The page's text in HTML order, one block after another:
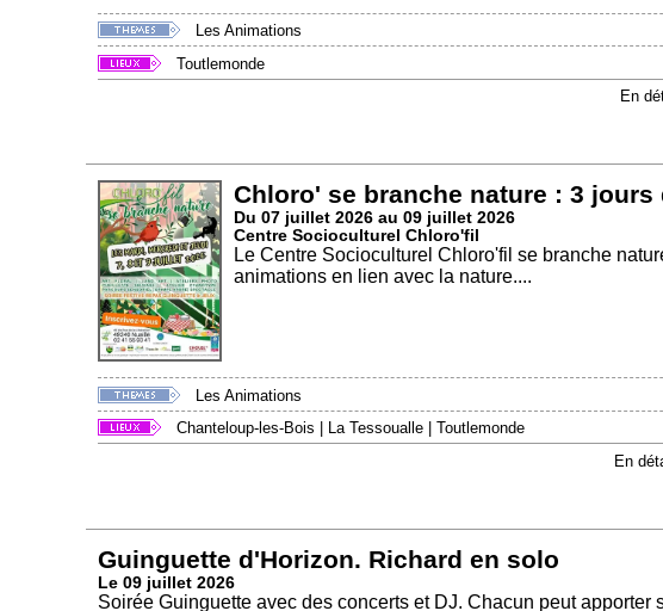
Les Animations
Toutlemonde
En
Chloro' se branche nature : 3 jours
Du 07 juillet 2026 au 09 juillet 2026
Centre Socioculturel Chloro'fil
Le Centre Socioculturel Chloro'fil se branche
animations en lien avec la nature....
Les Animations
Chanteloup-les-Bois
La Tessoualle
Toutlemonde
En
Guinguette d'Horizon. Richard en solo
Le 09 juillet 2026
Soirée Guinguette avec des concerts et DJ. Chacun peut